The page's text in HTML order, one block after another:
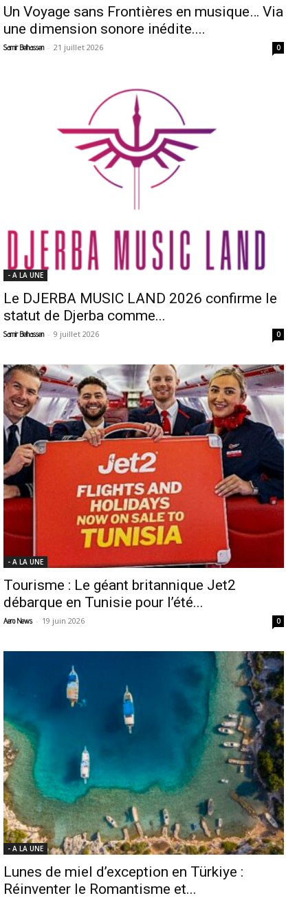
Un Voyage sans Frontières en musique… Via
une dimension sonore inédite....
Samir Belhassen - 21 juillet 2026 0
- A LA UNE
Le DJERBA MUSIC LAND 2026 confirme le
statut de Djerba comme...
Samir Belhassen - 9 juillet 2026 0
- A LA UNE
Tourisme : Le géant britannique Jet2
débarque en Tunisie pour l’été...
Aero News - 19 juin 2026 0
- A LA UNE
Lunes de miel d’exception en Türkiye :
Réinventer le Romantisme et...